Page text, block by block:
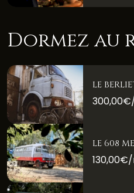
Dormez au
LE
LE 608